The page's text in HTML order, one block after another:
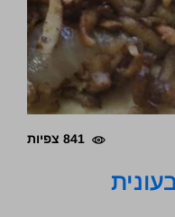
841 צפיות